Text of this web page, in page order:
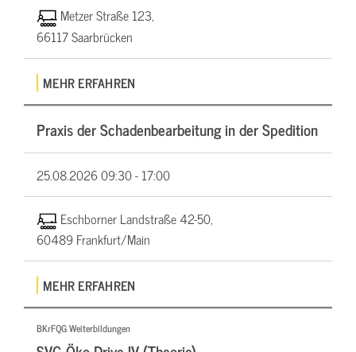
Metzer Straße 123,
66117 Saarbrücken
MEHR ERFAHREN
Praxis der Schadenbearbeitung in der Spedition
25.08.202609:30 - 17:00
Eschborner Landstraße 42-50,
60489 Frankfurt/Main
MEHR ERFAHREN
BKrFQG Weiterbildungen